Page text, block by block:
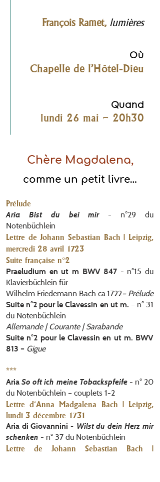
François Ramet, lumières
Où
Chapelle de l'Hôtel-Dieu
Quand
lundi 26 mai – 20h30
Chère Magdalena,
comme un petit livre…
Prélude
Aria Bist du bei mir - n°29 du
Notenbüchlein
Lettre de Johann Sebastian Bach | Leipzig,
mercredi 28 avril 1723
Suite française n°2
Praeludium en ut m BWV 847 - n°15 du
Klavierbüchlein für
Wilhelm Friedemann Bach ca.1722– Prélude
Suite n°2 pour le Clavessin en ut m. – n° 31
du Notenbüchlein
Allemande | Courante | Sarabande
Suite n°2 pour le Clavessin en ut m. BWV
813 – Gigue
***
AriaSo oft ich meine Tobackspfeife - n° 20
du Notenbüchlein – couplets 1-2
Lettre d’Anna Madgalena Bach | Leipzig,
lundi 3 décembre 1731
Aria di Giovannini - Wilst du dein Herz mir
schenken - n° 37 du Notenbüchlein
Lettre de Johann Sebastian Bach |